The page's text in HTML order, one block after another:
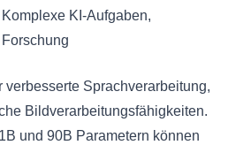
Komplexe KI-Aufgaben,
Forschung
verbesserte Sprachverarbeitung,
Bildverarbeitungsfähigkeiten.
und 90B Parametern können